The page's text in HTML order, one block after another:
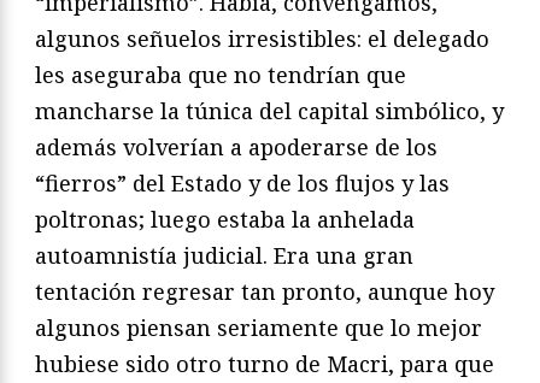
algunos señuelos irresistibles: el delegado
les aseguraba que no tendrían que
mancharse la túnica del capital simbólico, y
además volverían a apoderarse de los
“fierros” del Estado y de los flujos y las
poltronas; luego estaba la anhelada
autoamnistía judicial. Era una gran
tentación regresar tan pronto, aunque hoy
algunos piensan seriamente que lo mejor
hubiese sido otro turno de Macri, para que